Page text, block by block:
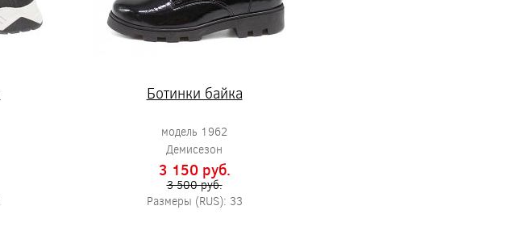
Ботинки байка
модель 1962
Демисезон
3 150 pуб.
3 500 pуб.
Размеры (RUS): 33